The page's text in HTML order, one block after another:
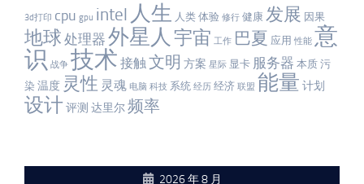
3d打印 cpu gpu intel 人生 人类 体验 修行 健康 发展 因果
地球 处理器 外星人 宇宙 工作 巴夏 应用 性能 意
识 战争 技术 接触文明 方案 星际 显卡 服务器 本质 污
染 温度 灵性 灵魂 电脑 科技 系统 经历 经济 联盟 能量 计划
设计评测 达里尔频率
2026 年 8 月